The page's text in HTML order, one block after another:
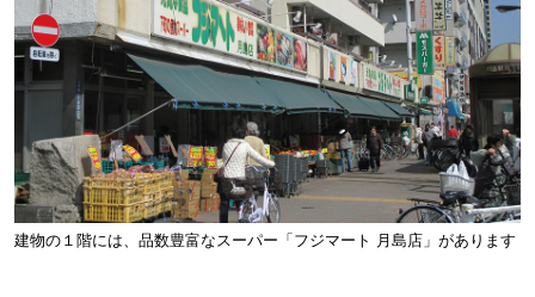
建物の１階には、品数豊富なスーパー「フジマート 月島店」があります